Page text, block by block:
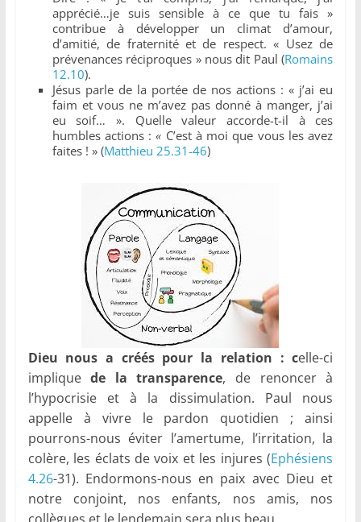
apprécié…je suis sensible à ce que tu fais »
contribue à développer un climat d’amour,
d’amitié, de fraternité et de respect. « Usez de
prévenances réciproques » nous dit Paul (Romains
12.10).
Jésus parle de la portée de nos actions : « j’ai eu
faim et vous ne m’avez pas donné à manger, j’ai
eu soif… ». Quelle valeur accorde-t-il à ces
humbles actions : « C’est à moi que vous les avez
faites ! » (Matthieu 25.31-46)
Dieu nous a créés pour la relation : celle-ci
impliquede la transparence, de renoncer à
l’hypocrisie et à la dissimulation. Paul nous
appelle à vivre le pardon quotidien ; ainsi
pourrons-nous éviter l’amertume, l’irritation, la
colère, les éclats de voix et les injures (Ephésiens
4.26-31). Endormons-nous en paix avec Dieu et
notre conjoint, nos enfants, nos amis, nos